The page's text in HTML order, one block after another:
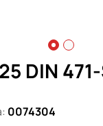
DIN
0074304